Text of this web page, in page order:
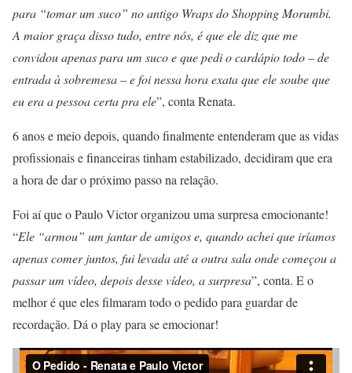
para “tomar um suco” no antigo Wraps do Shopping Morumbi.
A maior graça disso tudo, entre nós, é que ele diz que me
convidou apenas para um suco e que pedi o cardápio todo – de
entrada à sobremesa – e foi nessa hora exata que ele soube que
eu era a pessoa certa pra ele”, conta Renata.
6 anos e meio depois, quando finalmente entenderam que as vidas
profissionais e financeiras tinham estabilizado, decidiram que era
a hora de dar o próximo passo na relação.
Foi aí que o Paulo Victor organizou uma surpresa emocionante!
“Ele “armou” um jantar de amigos e, quando achei que iríamos
apenas comer juntos, fui levada até a outra sala onde começou a
passar um vídeo, depois desse vídeo, a surpresa”, conta. E o
melhor é que eles filmaram todo o pedido para guardar de
recordação. Dá o play para se emocionar!